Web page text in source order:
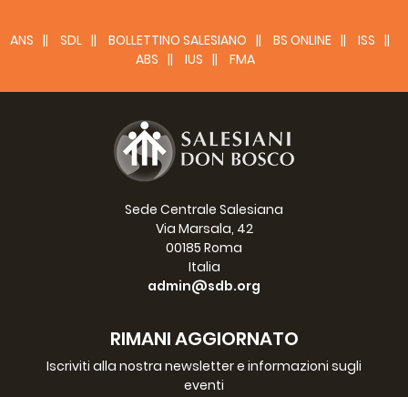
CG27 - SUSSIDI
Preghiera a Don Bosco per il CG27 -
Lectio divina CG27
Logo: Richiedi il file originario in
ANS SDL BOLLETTINO SALESIANO BS ONLINE
ISS
ABS
IUS FMA
Sede Centrale Salesiana
Via Marsala, 42
00185 Roma
Italia
admin@sdb.org
RIMANI AGGIORNATO
Iscriviti alla nostra newsletter e informazioni sugli
eventi